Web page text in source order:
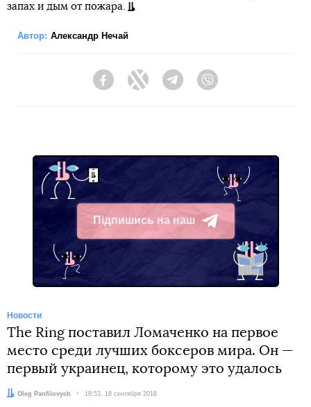
запах и дым от пожара.
Автор: Александр Нечай
FacebookTwitter Telegram
Підпишись на наш
Telegram
Новости
The Ring поставил Ломаченко на первое
место среди лучших боксеров мира. Он —
первый украинец, которому это удалось
Автор:
Oleg Panfilovych Дата:
18:53, 18 сентября 2018